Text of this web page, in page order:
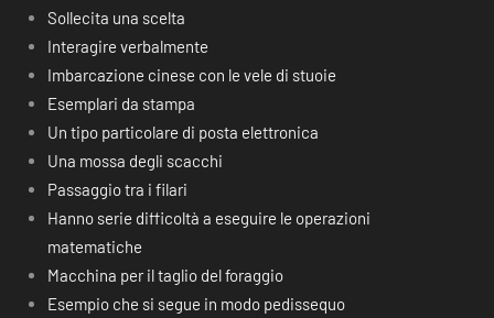
Sollecita una scelta
Interagire verbalmente
Imbarcazione cinese con le vele di stuoie
Esemplari da stampa
Un tipo particolare di posta elettronica
Una mossa degli scacchi
Passaggio tra i filari
Hanno serie difficoltà a eseguire le operazioni
matematiche
Macchina per il taglio del foraggio
Esempio che si segue in modo pedissequo